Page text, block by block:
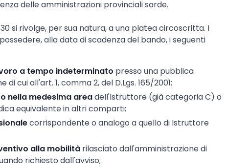
delle amministrazioni provinciali sarde.
si rivolge, per sua natura, a una platea circoscritta. I
alla data di scadenza del bando, i seguenti
a tempo indeterminato presso una pubblica
di cui all'art. 1, comma 2, del D.Lgs. 165/2001;
nella medesima areadell'Istruttore (già categoria C) o
equivalente in altri comparti;
corrispondente o analogo a quello di Istruttore
alla mobilità rilasciato dall'amministrazione di
richiesto dall'avviso;